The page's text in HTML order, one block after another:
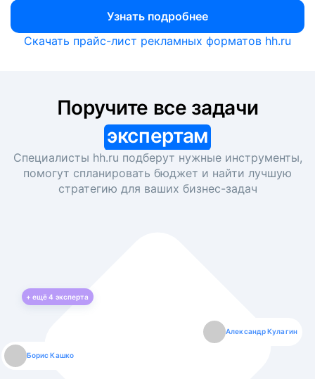
Узнать подробнее
Скачать прайс-лист рекламных форматов hh.ru
экспертам
Специалисты hh.ru подберут нужные инструменты,
помогут спланировать бюджет и найти лучшую
стратегию для ваших бизнес-задач
+ ещё4 эксперта
Борис Кашко
Александр Кулагин
Юлия Изоитко
Даниил Макаров
Александр Кулагин
Екатерина Лазаренко
Даниил Макаров
Борис Кашко
Екатерина Лазаренко
Юлия Изоитко